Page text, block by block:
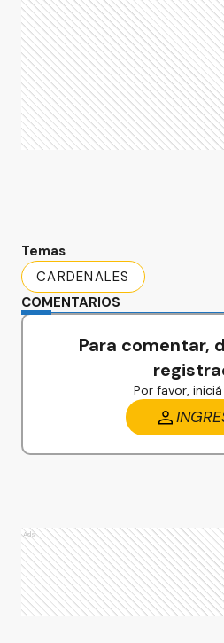
Temas
CARDENALES
COMENTARIOS
Para comentar,
Por favor,
Ads